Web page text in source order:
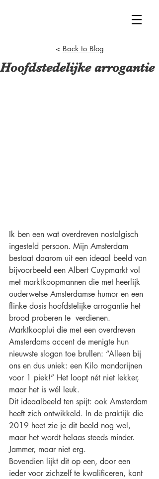
< Back to Blog
Hoofdstedelijke arrogantie
Ik ben een wat overdreven nostalgisch
ingesteld persoon. Mijn Amsterdam
bestaat daarom uit een ideaal beeld van
bijvoorbeeld een Albert Cuypmarkt vol
met marktkoopmannen die met heerlijk
ouderwetse Amsterdamse humor en een
flinke dosis hoofdstelijke arrogantie het
brood proberen te  verdienen.
Marktkooplui die met een overdreven
Amsterdams accent de menigte hun
nieuwste slogan toe brullen: “Alleen bij
ons en dus uniek: een Kilo mandarijnen
voor 1 piek!” Het loopt nét niet lekker,
maar het is wél leuk.
Dit ideaalbeeld ten spijt: ook Amsterdam
heeft zich ontwikkeld. In de praktijk die
2019 heet zie je dit beeld nog wel,
maar het wordt helaas steeds minder.
Jammer, maar niet erg.
Bovendien lijkt dit op een, door een
ieder voor zichzelf te kwalificeren, kant